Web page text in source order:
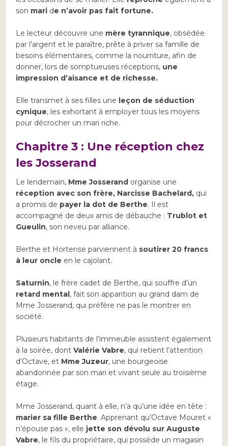
son mari de n’avoir pas fait fortune.
Le lecteur découvre une mère tyrannique, obsédée
par l’argent et le paraître, prête à priver sa famille de
besoins élémentaires, comme la nourriture, afin de
donner, lors de somptueuses réceptions, une
impression d’aisance et de richesse.
Elle transmet à ses filles une leçon de séduction
cynique, les exhortant à employer tous les moyens
pour décrocher un mari riche.
Chapitre 3 : Une réception chez
les Josserand
Le lendemain, Mme Josserand organise une
réception avec son frère, Narcisse Bachelard, qui
a promis de payer la dot de Berthe. Il est
accompagné de deux amis de débauche : Trublot et
Gueulin, son neveu par alliance.
Berthe et Hortense parviennent à soutirer 20 francs
à leur oncle en le cajolant.
Saturnin, le frère cadet de Berthe, qui souffre d’un
retard mental, fait son apparition au grand dam de
Mme Josserand, qui préfère ne pas le montrer en
société.
Plusieurs habitants de l’immeuble assistent également
à la soirée, dontValérie Vabre, qui retient l’attention
d’Octave, et Mme Juzeur, une bourgeoise
abandonnée par son mari et vivant seule au troisième
étage.
Mme Josserand, quant à elle, n’a qu’une idée en tête :
marier sa fille Berthe. Apprenant qu’Octave Mouret «
n’épouse pas », elle jette son dévolu sur Auguste
Vabre, le fils du propriétaire, qui possède un magasin